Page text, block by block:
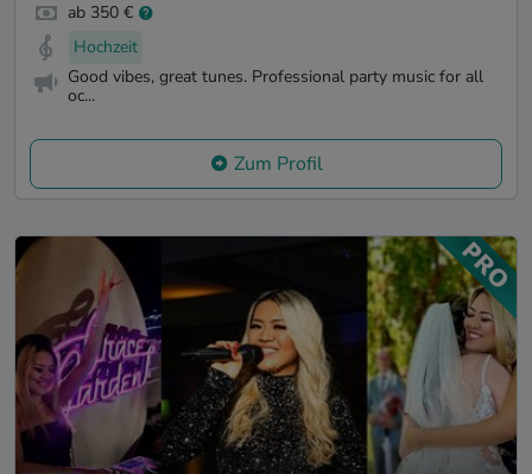
ab 350 €
Hochzeit
Good vibes, great tunes. Professional party music for all
oc...
Zum Profil